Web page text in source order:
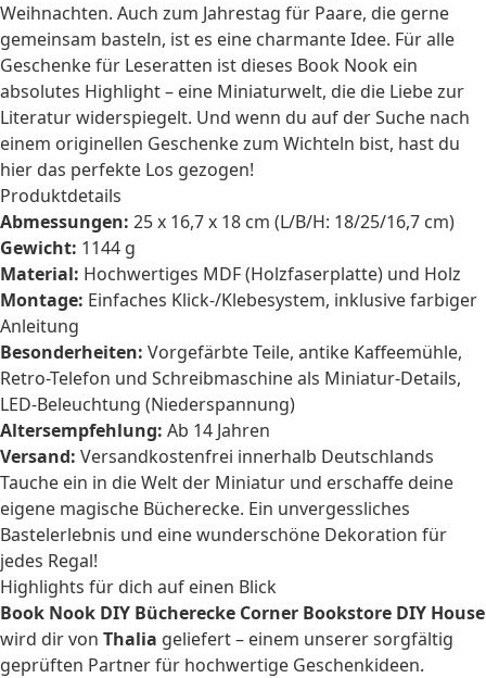
Weihnachten. Auch zum Jahrestag für Paare, die gerne
gemeinsam basteln, ist es eine charmante Idee. Für alle
Geschenke für Leseratten ist dieses Book Nook ein
absolutes Highlight – eine Miniaturwelt, die die Liebe zur
Literatur widerspiegelt. Und wenn du auf der Suche nach
einem originellen Geschenke zum Wichteln bist, hast du
hier das perfekte Los gezogen!
Produktdetails
Abmessungen: 25 x 16,7 x 18 cm (L/B/H: 18/25/16,7 cm)
Gewicht: 1144 g
Material: Hochwertiges MDF (Holzfaserplatte) und Holz
Montage: Einfaches Klick-/Klebesystem, inklusive farbiger
Anleitung
Besonderheiten: Vorgefärbte Teile, antike Kaffeemühle,
Retro-Telefon und Schreibmaschine als Miniatur-Details,
LED-Beleuchtung (Niederspannung)
Altersempfehlung: Ab 14 Jahren
Versand: Versandkostenfrei innerhalb Deutschlands
Tauche ein in die Welt der Miniatur und erschaffe deine
eigene magische Bücherecke. Ein unvergessliches
Bastelerlebnis und eine wunderschöne Dekoration für
jedes Regal!
Highlights für dich auf einen Blick
Book Nook DIY Bücherecke Corner Bookstore DIY House
wird dir von Thalia geliefert – einem unserer sorgfältig
geprüften Partner für hochwertige Geschenkideen.